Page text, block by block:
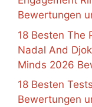
Bewertungen
18 Besten The
Nadal And
Minds 2026
18 Besten
Bewertungen